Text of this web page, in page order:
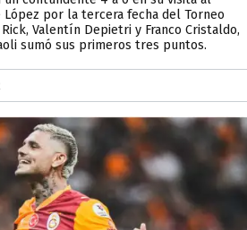
López por la tercera fecha del Torneo
Valentín Depietri y Franco Cristaldo,
sumó sus primeros tres puntos.